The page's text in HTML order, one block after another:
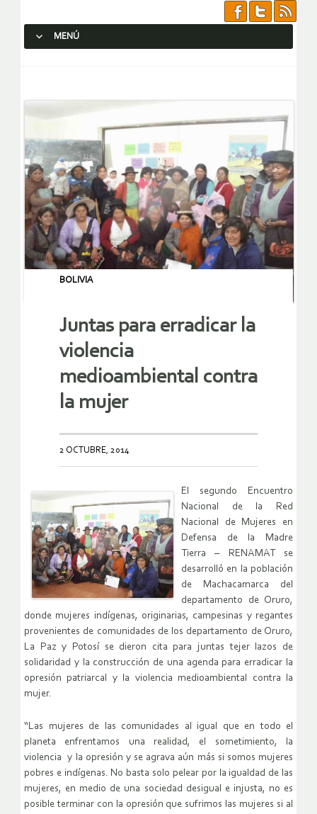
MENÚ
BOLIVIA
Juntas para erradicar la
violencia
medioambiental contra
la mujer
2 OCTUBRE, 2014
El segundo Encuentro
Nacional de la Red
Nacional de Mujeres en
Defensa de la Madre
Tierra – RENAMAT se
desarrolló en la población
de Machacamarca del
departamento de Oruro,
donde mujeres indígenas, originarias, campesinas y regantes
provenientes de comunidades de los departamento de Oruro,
La Paz y Potosí se dieron cita para juntas tejer lazos de
solidaridad y la construcción de una agenda para erradicar la
opresión patriarcal y la violencia medioambiental contra la
mujer.
“Las mujeres de las comunidades al igual que en todo el
planeta enfrentamos una realidad, el sometimiento, la
violencia y la opresión y se agrava aún más si somos mujeres
pobres e indígenas. No basta solo pelear por la igualdad de las
mujeres, en medio de una sociedad desigual e injusta, no es
posible terminar con la opresión que sufrimos las mujeres si al